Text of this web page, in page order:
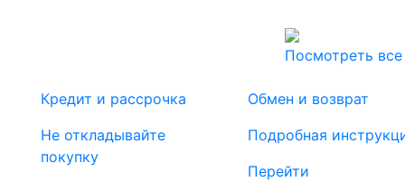
Посмотреть все
Кредит и рассрочка
Не откладывайте
покупку
Обмен и возврат
Подробная
Перейти